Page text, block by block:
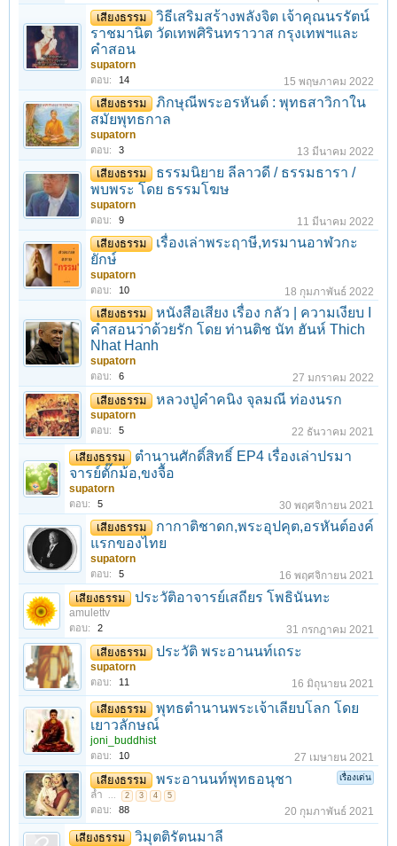
เสียงธรรม
วิธีเสริมสร้างพลังจิต เจ้าคุณนรรัตน์
ราชมานิต วัดเทพศิรินทราวาส กรุงเทพฯและ
คําสอน
supatorn
ตอบ: 14 15 พฤษภาคม 2022
เสียงธรรม
ภิกษุณีพระอรหันต์ : พุทธสาวิกาใน
สมัยพุทธกาล
supatorn
ตอบ: 3 13 มีนาคม 2022
เสียงธรรม
ธรรมนิยาย ลีลาวดี / ธรรมธารา /
พบพระ โดย ธรรมโฆษ
supatorn
ตอบ: 9 11 มีนาคม 2022
เสียงธรรม
เรื่องเล่าพระฤาษี,ทรมานอาฬวกะ
ยักษ์
supatorn
ตอบ: 10 18 กุมภาพันธ์ 2022
เสียงธรรม
หนังสือเสียง เรื่อง กลัว | ความเงียบ I
คำสอนว่าด้วยรัก โดย ท่านติช นัท ฮันห์ Thich
Nhat Hanh
supatorn
ตอบ: 6 27 มกราคม 2022
เสียงธรรม หลวงปู่คำคนิง จุลมณี ท่องนรก
supatorn
ตอบ: 5 22 ธันวาคม 2021
เสียงธรรม
ตำนานศักดิ์สิทธิ์ EP4 เรื่องเล่าปรมา
จารย์ตั๊กม้อ,ขงจื้อ
supatorn
ตอบ: 5 30 พฤศจิกายน 2021
เสียงธรรม
กากาติชาดก,พระอุปคุต,อรหันต์องค์
แรกของไทย
supatorn
ตอบ: 5 16 พฤศจิกายน 2021
เสียงธรรม ประวัติอาจารย์เสถียร โพธินันทะ
amulettv
ตอบ: 2 31 กรกฎาคม 2021
เสียงธรรม ประวัติ พระอานนท์เถระ
supatorn
ตอบ: 11 16 มิถุนายน 2021
เสียงธรรม
พุทธตำนานพระเจ้าเลียบโลก โดย
เยาวลักษณ์
joni_buddhist
ตอบ: 10 27 เมษายน 2021
เรื่องเด่น
เสียงธรรม พระอานนท์พุทธอนุชา
ล้ำ ... 2 3 4 5
ตอบ: 88 20 กุมภาพันธ์ 2021
เสียงธรรม วิมุตติรัตนมาลี